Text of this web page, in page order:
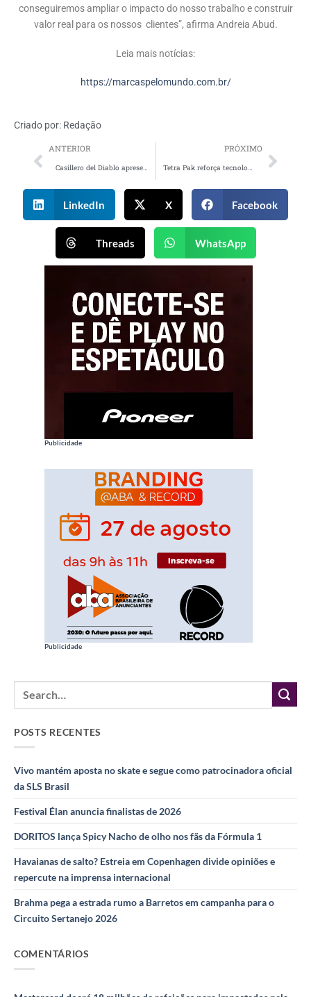
conseguiremos ampliar o impacto do nosso trabalho e construir
valor real para os nossos clientes”, afirma Andreia Abud.
Leia mais notícias:
https://marcaspelomundo.com.br/
Criado por: Redação
ANTERIOR
Casillero del Diablo apresenta o convite “Wine Friday”
PRÓXIMO
Tetra Pak reforça tecnologia “não-artificial” em nova campanha
LinkedIn X Facebook
Threads WhatsApp
Publicidade
Publicidade
POSTS RECENTES
Vivo mantém aposta no skate e segue como patrocinadora oficial
da SLS Brasil
Festival Élan anuncia finalistas de 2026
DORITOS lança Spicy Nacho de olho nos fãs da Fórmula 1
Havaianas de salto? Estreia em Copenhagen divide opiniões e
repercute na imprensa internacional
Brahma pega a estrada rumo a Barretos em campanha para o
Circuito Sertanejo 2026
COMENTÁRIOS